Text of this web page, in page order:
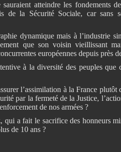
atteindre les fondements
de la Sécurité Sociale, car sans
dynamique mais à l’industrie
que son voisin vieillissant
européennes depuis près
à la diversité des peuples que
l’assimilation à la France plutôt
par la fermeté de la Justice,
de nos armées ?
a fait le sacrifice des honneurs
de 10 ans ?